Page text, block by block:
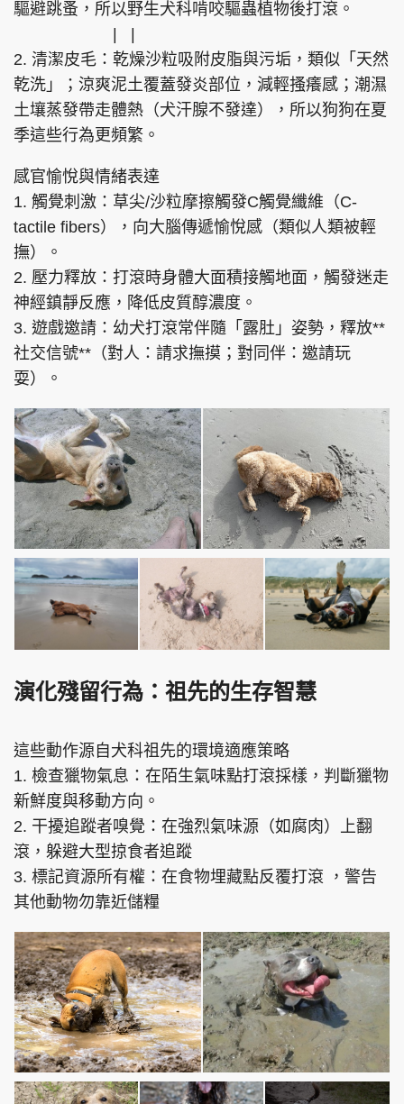
驅避跳蚤，所以野生犬科啃咬驅蟲植物後打滾。
2. 清潔皮毛：乾燥沙粒吸附皮脂與污垢，類似「天然
乾洗」；涼爽泥土覆蓋發炎部位，減輕搔癢感；潮濕
土壤蒸發帶走體熱（犬汗腺不發達），所以狗狗在夏
季這些行為更頻繁。
感官愉悅與情緒表達
1. 觸覺刺激：草尖/沙粒摩擦觸發C觸覺纖維（C-
tactile fibers），向大腦傳遞愉悅感（類似人類被輕
撫）。
2. 壓力釋放：打滾時身體大面積接觸地面，觸發迷走
神經鎮靜反應，降低皮質醇濃度。
3. 遊戲邀請：幼犬打滾常伴隨「露肚」姿勢，釋放**
社交信號**（對人：請求撫摸；對同伴：邀請玩
耍）。
演化殘留行為：祖先的生存智慧
這些動作源自犬科祖先的環境適應策略
1. 檢查獵物氣息：在陌生氣味點打滾採樣，判斷獵物
新鮮度與移動方向。
2. 干擾追蹤者嗅覺：在強烈氣味源（如腐肉）上翻
滾，躲避大型掠食者追蹤
3. 標記資源所有權：在食物埋藏點反覆打滾 ，警告
其他動物勿靠近儲糧